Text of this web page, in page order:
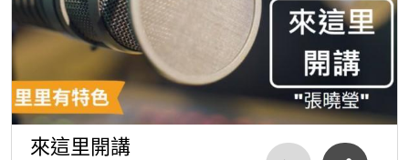
來這里開講